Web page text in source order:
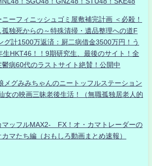
ーフィニッシュゴミ屋敷補完計画 ＜必殺！
独死からの～特殊清掃・遺品整理への道F
グ計1500万返済：厨二病借金3500万円！う
生HKT46！！9期研究生、最後のサイト！全
病60代のラストサイト絶賛！公開中
メグみみちゃんのニートッフルステーション
女の映画三昧老後生活！（無職孤独居老人的
マッフルMAX2- FX！オ・カマトレーダーの
マたち編（おもしろ動画まとめ速報）